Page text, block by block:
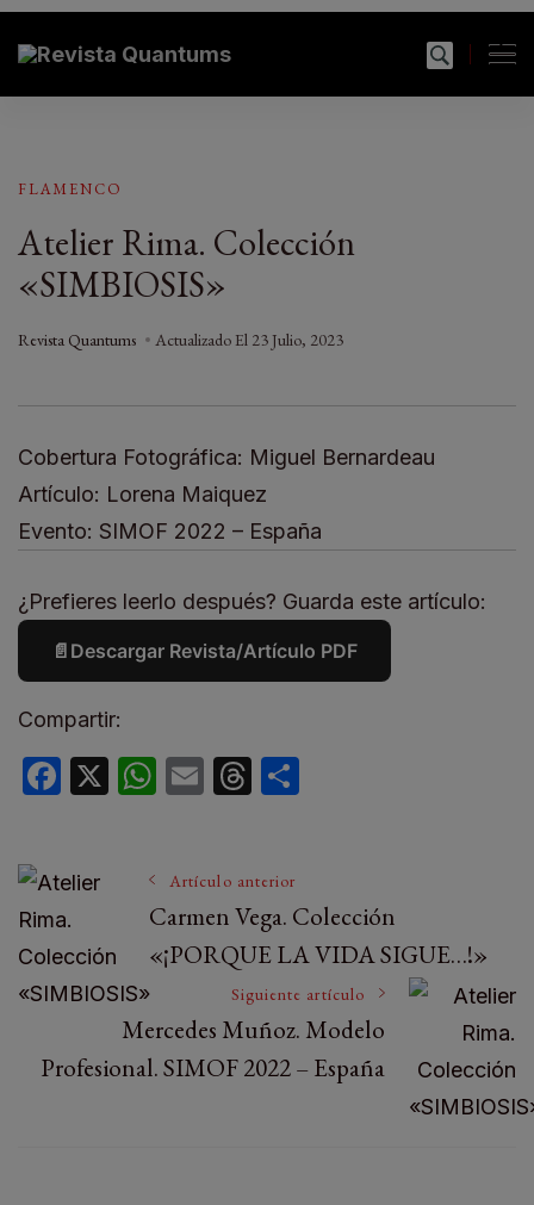
Revista Quantums
Todo sobre Moda, cultura, gastronomía y estilo de
FLAMENCO
Atelier Rima. Colección
«SIMBIOSIS»
Revista Quantums Actualizado El 23 Julio, 2023
Cobertura Fotográfica: Miguel Bernardeau
Artículo: Lorena Maiquez
Evento: SIMOF 2022 – España
¿Prefieres leerlo después? Guarda este artículo:
📄 Descargar Revista/Artículo PDF
Compartir:
Facebook
X WhatsApp
EmailThreads
Artículo anterior
Carmen Vega. Colección
«¡PORQUE LA VIDA SIGUE…!»
Siguiente artículo
Mercedes Muñoz. Modelo
Profesional. SIMOF 2022 – España